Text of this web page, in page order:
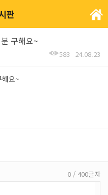
판
구해요~
583 24.08.23
요~
0 / 400글자